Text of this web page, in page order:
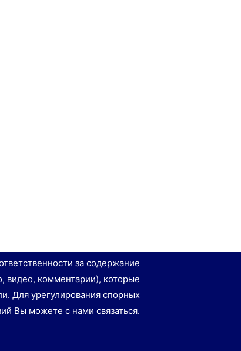
за содержание
видео, комментарии), которые
Для урегулирования спорных
Вы можете с нами связаться.